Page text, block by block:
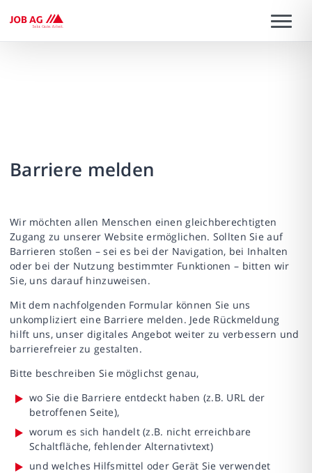
Barriere melden
Wir möchten allen Menschen einen gleichberechtigten
Zugang zu unserer Website ermöglichen. Sollten Sie auf
Barrieren stoßen – sei es bei der Navigation, bei Inhalten
oder bei der Nutzung bestimmter Funktionen – bitten wir
Sie, uns darauf hinzuweisen.
Mit dem nachfolgenden Formular können Sie uns
unkompliziert eine Barriere melden. Jede Rückmeldung
hilft uns, unser digitales Angebot weiter zu verbessern und
barrierefreier zu gestalten.
Bitte beschreiben Sie möglichst genau,
wo Sie die Barriere entdeckt haben (z.B. URL der
betroffenen Seite),
worum es sich handelt (z.B. nicht erreichbare
Schaltfläche, fehlender Alternativtext)
und welches Hilfsmittel oder Gerät Sie verwendet